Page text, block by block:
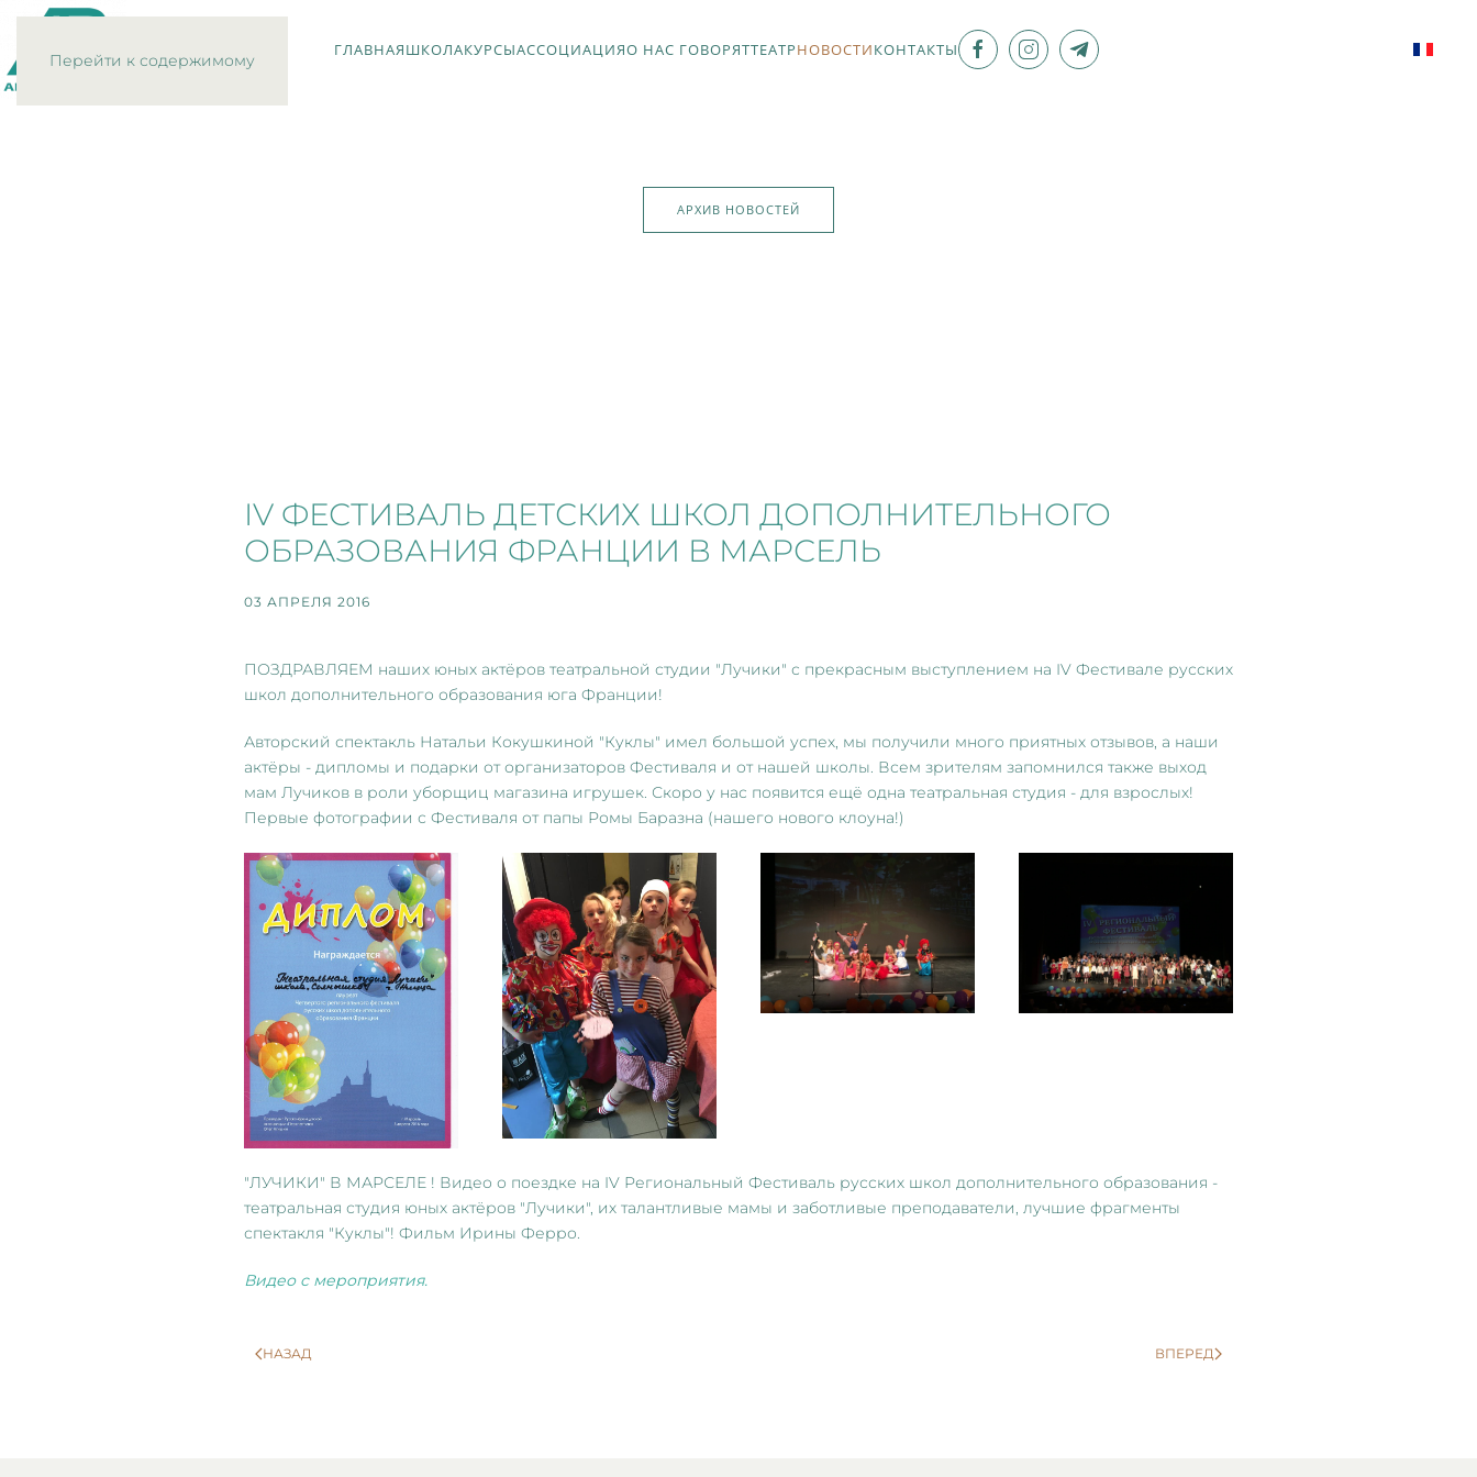
Перейти к содержимому
ГЛАВНАЯШКОЛАКУРСЫАССОЦИАЦИЯО НАС ГОВОРЯТТЕАТРНОВОСТИКОНТАКТЫ
АРХИВ НОВОСТЕЙ
IV ФЕСТИВАЛЬ ДЕТСКИХ ШКОЛ ДОПОЛНИТЕЛЬНОГО
ОБРАЗОВАНИЯ ФРАНЦИИ В МАРСЕЛЬ
03 АПРЕЛЯ 2016
ПОЗДРАВЛЯЕМ наших юных актёров театральной студии "Лучики" с прекрасным выступлением на IV Фестивале русских
школ дополнительного образования юга Франции!
Авторский спектакль Натальи Кокушкиной "Куклы" имел большой успех, мы получили много приятных отзывов, а наши
актёры - дипломы и подарки от организаторов Фестиваля и от нашей школы. Всем зрителям запомнился также выход
мам Лучиков в роли уборщиц магазина игрушек. Скоро у нас появится ещё одна театральная студия - для взрослых!
Первые фотографии с Фестиваля от папы Ромы Баразна (нашего нового клоуна!)
"ЛУЧИКИ" В МАРСЕЛЕ ! Видео о поездке на IV Региональный Фестиваль русских школ дополнительного образования -
театральная студия юных актёров "Лучики", их талантливые мамы и заботливые преподаватели, лучшие фрагменты
спектакля "Куклы"! Фильм Ирины Ферро.
Видео с мероприятия.
НАЗАД ВПЕРЕД